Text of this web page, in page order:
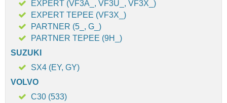
EXPERT (VF3A_, VF3U_, VF3X_)
EXPERT TEPEE (VF3X_)
PARTNER (5_, G_)
PARTNER TEPEE (9H_)
SUZUKI
SX4 (EY, GY)
VOLVO
C30 (533)